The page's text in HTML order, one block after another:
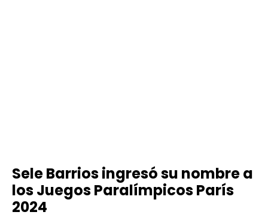
Sele Barrios ingresó su nombre a
los Juegos Paralímpicos París
2024